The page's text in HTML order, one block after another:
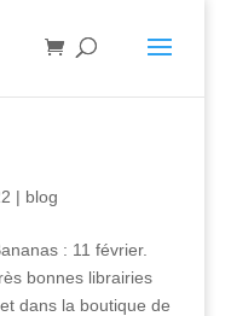
| blog
: 11 février.
bonnes librairies
dans la boutique de